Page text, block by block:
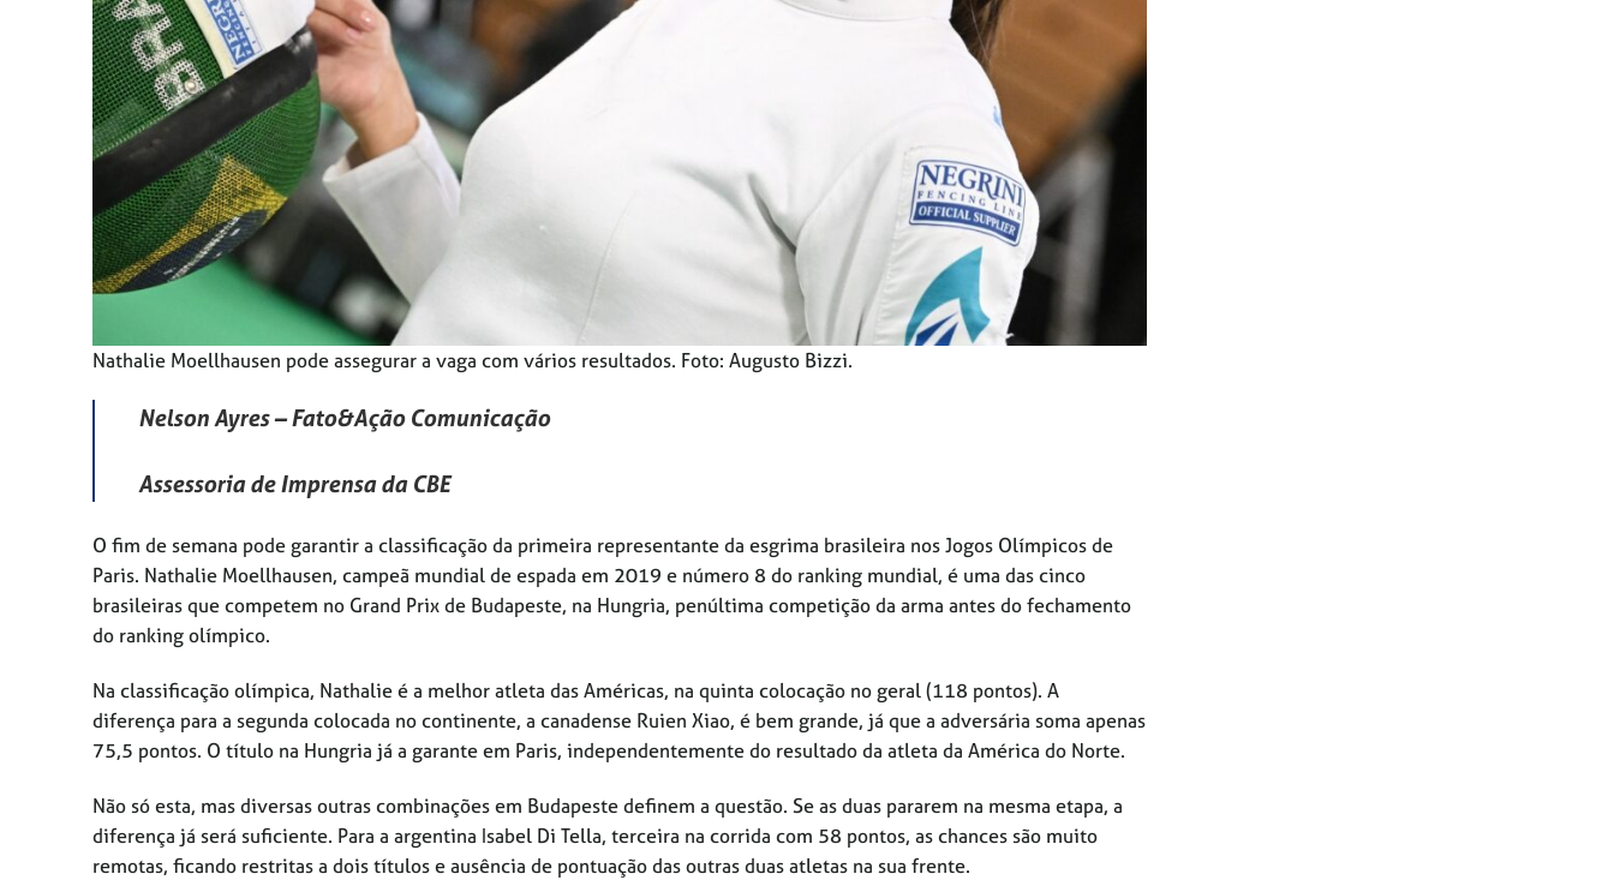
Nathalie Moellhausen pode assegurar a vaga com vários resultados. Foto: Augusto Bizzi.
Nelson Ayres – Fato&Ação Comunicação
Assessoria de Imprensa da CBE
O fim de semana pode garantir a classificação da primeira representante da esgrima brasileira nos Jogos Olímpicos de
Paris. Nathalie Moellhausen, campeã mundial de espada em 2019 e número 8 do ranking mundial, é uma das cinco
brasileiras que competem no Grand Prix de Budapeste, na Hungria, penúltima competição da arma antes do fechamento
do ranking olímpico.
Na classificação olímpica, Nathalie é a melhor atleta das Américas, na quinta colocação no geral (118 pontos). A
diferença para a segunda colocada no continente, a canadense Ruien Xiao, é bem grande, já que a adversária soma apenas
75,5 pontos. O título na Hungria já a garante em Paris, independentemente do resultado da atleta da América do Norte.
Não só esta, mas diversas outras combinações em Budapeste definem a questão. Se as duas pararem na mesma etapa, a
diferença já será suficiente. Para a argentina Isabel Di Tella, terceira na corrida com 58 pontos, as chances são muito
remotas, ficando restritas a dois títulos e ausência de pontuação das outras duas atletas na sua frente.